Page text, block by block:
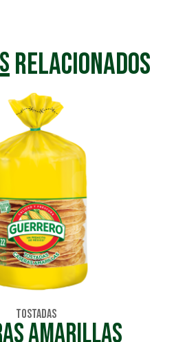
Relacionados
Tostadas
Amarillas